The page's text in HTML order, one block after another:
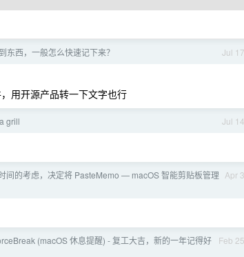
Jul 17
东西，一般怎么快速记下来？
用开源产品转一下文字也行
Jul 14
grill
Apr 3
间的考虑，决定将 PasteMemo — macOS 智能剪贴板管理
Feb 25
(macOS 休息提醒) - 复工大吉，新的一年记得好